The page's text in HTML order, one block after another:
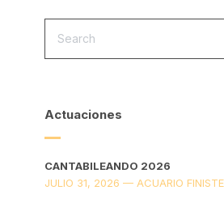
FOR:
Actuaciones
CANTABILEANDO 2026
JULIO 31, 2026 — ACUARIO